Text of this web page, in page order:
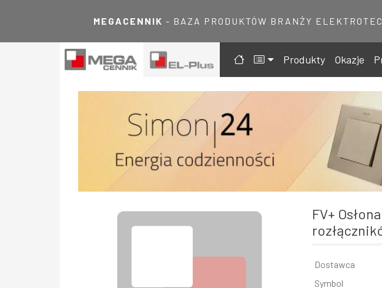
MEGACENNIK - BAZA PRODUKTÓW BRANŻY
Produkty Okazje
FV+ Osłona przed dotykiem dla podniesionych
Informacja
Wartość
Dostawca
Symbol